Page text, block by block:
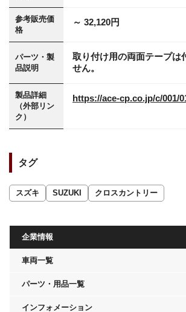
参考販売価
格
～ 32,120円
パーツ・製
品説明
取り付け用の両面テープは
せん。
製品詳細
（外部リン
ク）
https://ace-cp.co.jp/c/001/
タグ
スズキ SUZUKI クロスカントリー
企業情報
車両一覧
パーツ・用品一覧
インフォメーション